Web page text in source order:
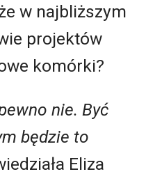
w najbliższym
projektów
komórki?
nie. Być
będzie to
Eliza